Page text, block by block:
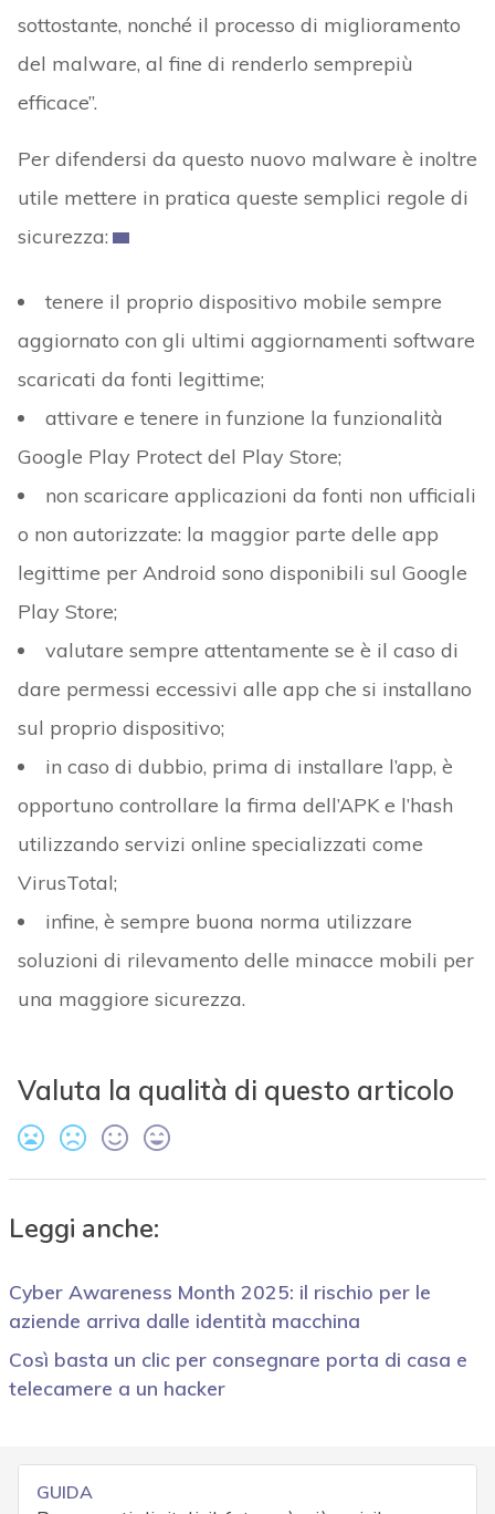
sottostante, nonché il processo di miglioramento
del malware, al fine di renderlo semprepiù
efficace”.
Per difendersi da questo nuovo malware è inoltre
utile mettere in pratica queste semplici regole di
sicurezza:
tenere il proprio dispositivo mobile sempre
aggiornato con gli ultimi aggiornamenti software
scaricati da fonti legittime;
attivare e tenere in funzione la funzionalità
Google Play Protect del Play Store;
non scaricare applicazioni da fonti non ufficiali
o non autorizzate: la maggior parte delle app
legittime per Android sono disponibili sul Google
Play Store;
valutare sempre attentamente se è il caso di
dare permessi eccessivi alle app che si installano
sul proprio dispositivo;
in caso di dubbio, prima di installare l’app, è
opportuno controllare la firma dell’APK e l’hash
utilizzando servizi online specializzati come
VirusTotal;
infine, è sempre buona norma utilizzare
soluzioni di rilevamento delle minacce mobili per
una maggiore sicurezza.
Valuta la qualità di questo articolo
Leggi anche:
Cyber Awareness Month 2025: il rischio per le
aziende arriva dalle identità macchina
Così basta un clic per consegnare porta di casa e
telecamere a un hacker
GUIDA